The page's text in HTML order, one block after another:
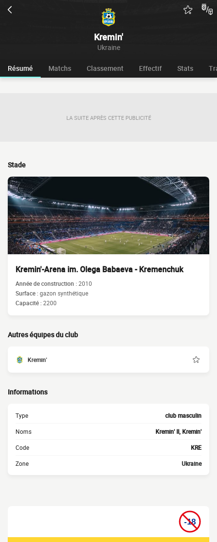
Kremin'
Ukraine
Résumé Matchs Classement Effectif Stats
LA SUITE APRÈS CETTE PUBLICITÉ
Stade
Kremin'-Arena im. Olega Babaeva - Kremenchuk
Année de construction :2010
Surface :gazon synthétique
Capacité :2200
Autres équipes du club
Kremin'
Informations
Type club masculin
Noms Kremin' II, Kremin'
Code KRE
Zone Ukraine